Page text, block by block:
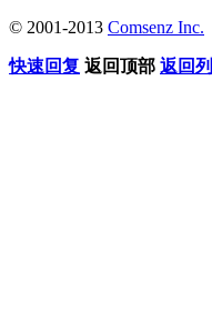
© 2001-2013 Comsenz Inc.
快速回复 返回顶部 返回